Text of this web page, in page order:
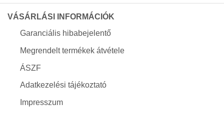
VÁSÁRLÁSI INFORMÁCIÓK
Garanciális hibabejelentő
Megrendelt termékek átvétele
ÁSZF
Adatkezelési tájékoztató
Impresszum